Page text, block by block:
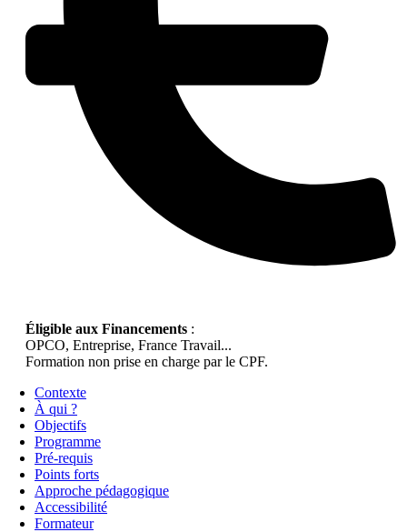
Éligible aux Financements :
OPCO, Entreprise, France Travail...
Formation non prise en charge par le CPF.
Contexte
À qui ?
Objectifs
Programme
Pré-requis
Points forts
Approche pédagogique
Accessibilité
Formateur